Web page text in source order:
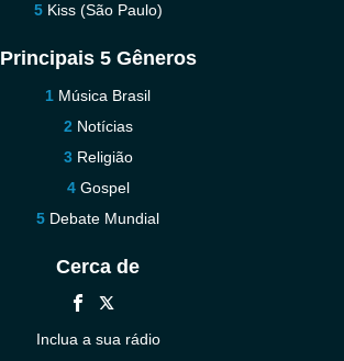
Kiss (São Paulo)
Principais 5 Gêneros
Música Brasil
Notícias
Religião
Gospel
Debate Mundial
Cerca de
Inclua a sua rádio